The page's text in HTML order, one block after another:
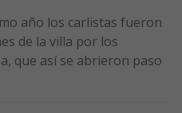
año los carlistas fueron
de la villa por los
que así se abrieron paso